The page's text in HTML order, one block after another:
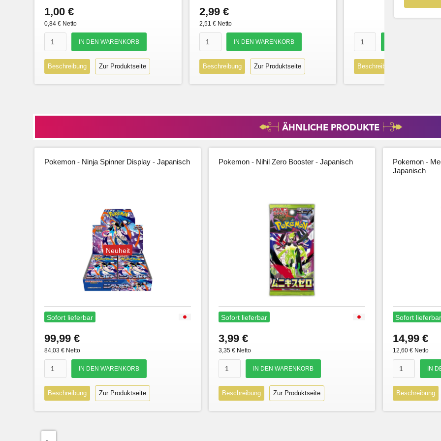
1,00 €
0,84 € Netto
Beschreibung Zur Produktseite
2,99 €
2,51 € Netto
Beschreibung Zur Produktseite Beschreibung
ÄHNLICHE PRODUKTE
Pokemon - Ninja Spinner Display - Japanisch
Neuheit
Sofort lieferbar
99,99 €
84,03 € Netto
Beschreibung Zur Produktseite
Pokemon - Nihil Zero Booster - Japanisch
Sofort lieferbar
3,99 €
3,35 € Netto
Beschreibung Zur Produktseite
Pokemon -
Japanisch
Sofort lieferbar
14,99 €
12,60 € Netto
Beschreibung